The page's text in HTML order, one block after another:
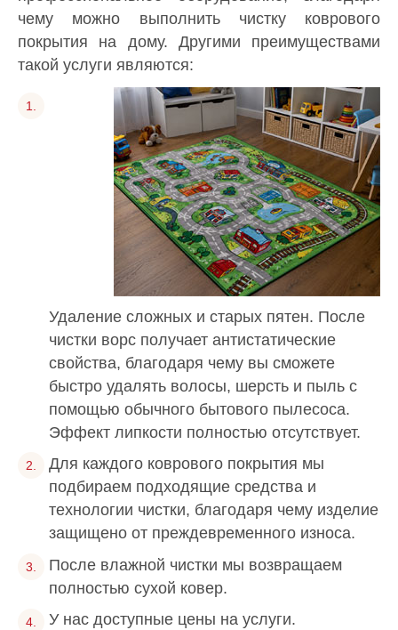
чему можно выполнить чистку коврового
покрытия на дому. Другими преимуществами
такой услуги являются:
Удаление сложных и старых пятен. После
чистки ворс получает антистатические
свойства, благодаря чему вы сможете
быстро удалять волосы, шерсть и пыль с
помощью обычного бытового пылесоса.
Эффект липкости полностью отсутствует.
Для каждого коврового покрытия мы
подбираем подходящие средства и
технологии чистки, благодаря чему изделие
защищено от преждевременного износа.
После влажной чистки мы возвращаем
полностью сухой ковер.
У нас доступные цены на услуги.